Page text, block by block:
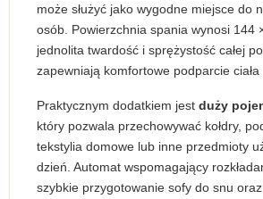
może służyć jako wygodne miejsce do
osób. Powierzchnia spania wynosi 144
jednolita twardość i sprężystość całej
zapewniają komfortowe podparcie ciała
Praktycznym dodatkiem jest duży
który pozwala przechowywać kołdry,
tekstylia domowe lub inne przedmioty
dzień. Automat wspomagający
szybkie przygotowanie sofy do snu